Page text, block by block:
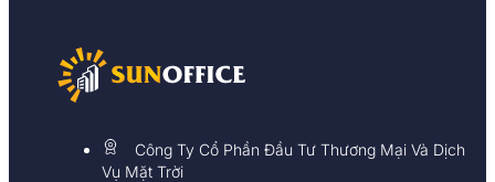
Công Ty Cổ Phần Đầu Tư Thương Mại Và Dịch
Vụ Mặt Trời